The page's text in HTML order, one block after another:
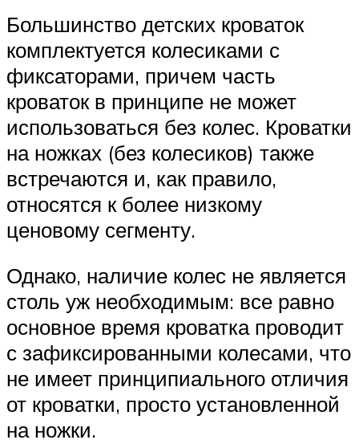
Большинство детских кроваток
комплектуется колесиками с
фиксаторами, причем часть
кроваток в принципе не может
использоваться без колес. Кроватки
на ножках (без колесиков) также
встречаются и, как правило,
относятся к более низкому
ценовому сегменту.
Однако, наличие колес не является
столь уж необходимым: все равно
основное время кроватка проводит
с зафиксированными колесами, что
не имеет принципиального отличия
от кроватки, просто установленной
на ножки.